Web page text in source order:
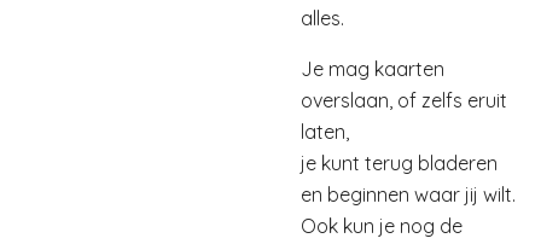
alles.
Je mag kaarten
overslaan, of zelfs eruit
laten,
je kunt terug bladeren
en beginnen waar jij wilt.
Ook kun je nog de